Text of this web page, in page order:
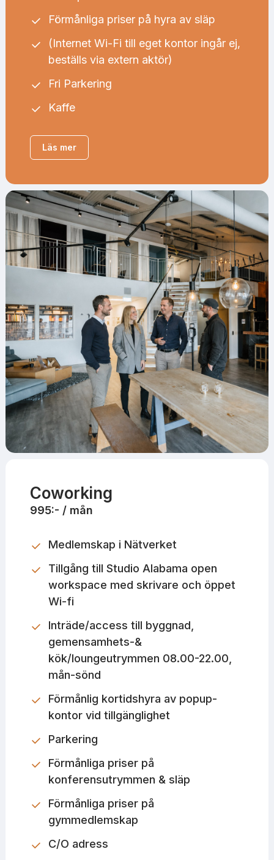
Förmånliga priser på hyra av släp
(Internet Wi-Fi till eget kontor ingår ej,
beställs via extern aktör)
Fri Parkering
Kaffe
Läs mer
Coworking
995:- / mån
Medlemskap i Nätverket
Tillgång till Studio Alabama open
workspace med skrivare och öppet
Wi-fi
Inträde/access till byggnad,
gemensamhets-&
kök/loungeutrymmen 08.00-22.00,
mån-sönd
Förmånlig kortidshyra av popup-
kontor vid tillgänglighet
Parkering
Förmånliga priser på
konferensutrymmen & släp
Förmånliga priser på
gymmedlemskap
C/O adress